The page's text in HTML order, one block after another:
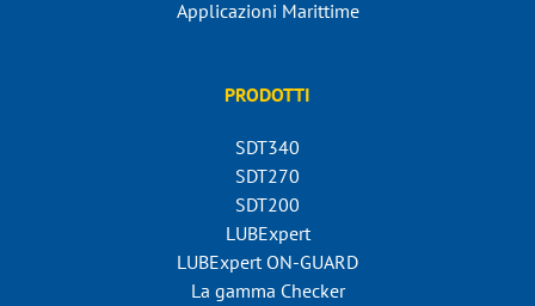
Applicazioni Marittime
PRODOTTI
SDT340
SDT270
SDT200
LUBExpert
LUBExpert ON-GUARD
La gamma Checker